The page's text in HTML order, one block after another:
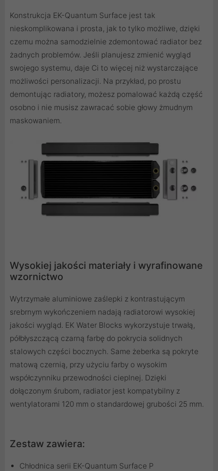
Konstrukcja EK-Quantum Surface jest tak
nieskomplikowana i prosta, jak to tylko możliwe, dzięki
czemu można samodzielnie zdemontować radiator bez
żadnych problemów. Jeśli planujesz zmienić wygląd
swojego systemu, daje Ci to więcej niż wystarczające
możliwości personalizacji. Na przykład, po prostu
demontując radiatory, możesz pomalować każdą część
osobno i nie musisz zawracać sobie głowy żmudnym
maskowaniem.
Wysokiej jakości materiały i wyrafinowane
wzornictwo
Wytrzymałe aluminiowe zaślepki z kontrastującym
srebrnym wykończeniem nadają radiatorowi wysokiej
jakości wygląd. EK Water Blocks wykorzystuje trwałą,
półbłyszczącą czarną farbę do pokrycia solidnych
stalowych części bocznych. Same żeberka są pokryte
matową czernią, przy użyciu farby o wysokim
współczynniku przewodności cieplnej. Dzięki
dołączonym śrubom, radiator jest kompatybilny z
wentylatorami 120 mm o standardowej grubości 25 mm.
Zestaw zawiera:
Chłodnica serii EK-Quantum Surface P